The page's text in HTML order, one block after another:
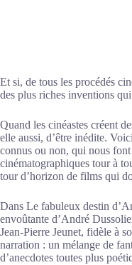
Et si, de tous les procédés
des plus riches inventions
Quand les cinéastes créent
elle aussi, d’être inédite.
connus ou non, qui nous
cinématographiques tour à
tour d’horizon de films qui
Dans Le fabuleux destin
envoûtante d’André
Jean-Pierre Jeunet, fidèle à
narration : un mélange de
d’anecdotes toutes plus